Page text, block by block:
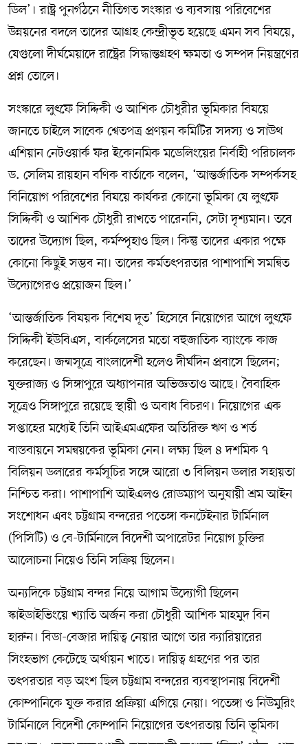
ডিল’। রাষ্ট্র পুনর্গঠনে নীতিগত সংস্কার ও ব্যবসায় পরিবেশের
উন্নয়নের বদলে তাদের আগ্রহ কেন্দ্রীভূত হয়েছে এমন সব বিষয়ে,
যেগুলো দীর্ঘমেয়াদে রাষ্ট্রের সিদ্ধান্তগ্রহণ ক্ষমতা ও সম্পদ নিয়ন্ত্রণের
প্রশ্ন তোলে।
সংস্কারে লুৎফে সিদ্দিকী ও আশিক চৌধুরীর ভূমিকার বিষয়ে
জানতে চাইলে সাবেক শ্বেতপত্র প্রণয়ন কমিটির সদস্য ও সাউথ
এশিয়ান নেটওয়ার্ক ফর ইকোনমিক মডেলিংয়ের নির্বাহী পরিচালক
ড. সেলিম রায়হান বণিক বার্তাকে বলেন, ‘আন্তর্জাতিক সম্পর্কসহ
বিনিয়োগ পরিবেশের বিষয়ে কার্যকর কোনো ভূমিকা যে লুৎফে
সিদ্দিকী ও আশিক চৌধুরী রাখতে পারেননি, সেটা দৃশ্যমান। তবে
তাদের উদ্যোগ ছিল, কর্মস্পৃহাও ছিল। কিন্তু তাদের একার পক্ষে
কোনো কিছুই সম্ভব না। তাদের কর্মতৎপরতার পাশাপাশি সমন্বিত
উদ্যোগেরও প্রয়োজন ছিল।’
‘আন্তর্জাতিক বিষয়ক বিশেষ দূত’ হিসেবে নিয়োগের আগে লুৎফে
সিদ্দিকী ইউবিএস, বার্কলেসের মতো বহুজাতিক ব্যাংকে কাজ
করেছেন। জন্মসূত্রে বাংলাদেশী হলেও দীর্ঘদিন প্রবাসে ছিলেন;
যুক্তরাজ্য ও সিঙ্গাপুরে অধ্যাপনার অভিজ্ঞতাও আছে। বৈবাহিক
সূত্রেও সিঙ্গাপুরে রয়েছে স্থায়ী ও অবাধ বিচরণ। নিয়োগের এক
সপ্তাহের মধ্যেই তিনি আইএমএফের অতিরিক্ত ঋণ ও শর্ত
বাস্তবায়নে সমন্বয়কের ভূমিকা নেন। লক্ষ্য ছিল ৪ দশমিক ৭
বিলিয়ন ডলারের কর্মসূচির সঙ্গে আরো ৩ বিলিয়ন ডলার সহায়তা
নিশ্চিত করা। পাশাপাশি আইএলও রোডম্যাপ অনুযায়ী শ্রম আইন
সংশোধন এবং চট্টগ্রাম বন্দরের পতেঙ্গা কনটেইনার টার্মিনাল
(পিসিটি) ও বে-টার্মিনালে বিদেশী অপারেটর নিয়োগ চুক্তির
আলোচনা নিয়েও তিনি সক্রিয় ছিলেন।
অন্যদিকে চট্টগ্রাম বন্দর নিয়ে আগাম উদ্যোগী ছিলেন
স্কাইডাইভিংয়ে খ্যাতি অর্জন করা চৌধুরী আশিক মাহমুদ বিন
হারুন। বিডা-বেজার দায়িত্ব নেয়ার আগে তার ক্যারিয়ারের
সিংহভাগ কেটেছে অর্থায়ন খাতে। দায়িত্ব গ্রহণের পর তার
তৎপরতার বড় অংশ ছিল চট্টগ্রাম বন্দরের ব্যবস্থাপনায় বিদেশী
কোম্পানিকে যুক্ত করার প্রক্রিয়া এগিয়ে নেয়া। পতেঙ্গা ও নিউমুরিং
টার্মিনালে বিদেশী কোম্পানি নিয়োগের তৎপরতায় তিনি ভূমিকা